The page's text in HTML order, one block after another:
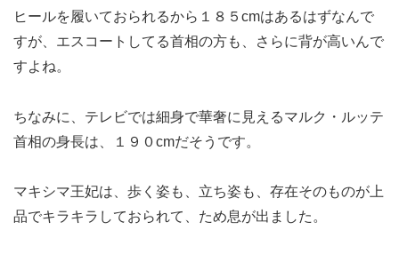
ヒールを履いておられるから１８５cmはあるはずなんで
すが、エスコートしてる首相の方も、さらに背が高いんで
すよね。
ちなみに、テレビでは細身で華奢に見えるマルク・ルッテ
首相の身長は、１９０cmだそうです。
マキシマ王妃は、歩く姿も、立ち姿も、存在そのものが上
品でキラキラしておられて、ため息が出ました。